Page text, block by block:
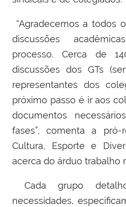
“Agradecemos a todos
discussões
processo. Cerca de
discussões dos GTs
representantes dos
próximo passo é ir aos
documentos
fases”, comenta a pró-
Cultura, Esporte e
acerca do árduo trabalho
Cada grupo
necessidades,